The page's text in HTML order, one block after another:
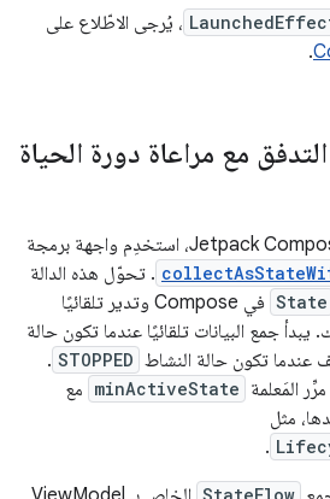
، يُرجى الاطّلاع على
.
مع مراعاة دورة الحياة
لجمع التدفقات بأمان في Jetpack Compose، استخدِم واجهة برمجة
. تحوّل هذه الدالة
State
في Compose وتدير تلقائيًا
يبدأ جمع البيانات تلقائيًا عندما تكون حالة
عندما تكون حالة النشاط STOPPED
.
المَعلمة minActiveState مع
مثل
.